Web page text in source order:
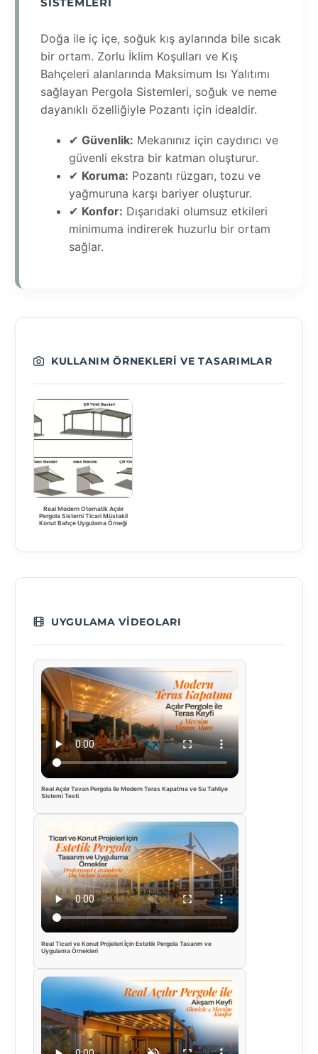
Doğa ile iç içe, soğuk kış aylarında bile sıcak
bir ortam. Zorlu İklim Koşulları ve Kış
Bahçeleri alanlarında Maksimum Isı Yalıtımı
sağlayan Pergola Sistemleri, soğuk ve neme
dayanıklı özelliğiyle Pozantı için idealdir.
✔ Güvenlik: Mekanınız için caydırıcı ve
güvenli ekstra bir katman oluşturur.
✔ Koruma: Pozantı rüzgarı, tozu ve
yağmuruna karşı bariyer oluşturur.
✔ Konfor: Dışarıdaki olumsuz etkileri
minimuma indirerek huzurlu bir ortam
sağlar.
KULLANIM ÖRNEKLERI VE TASARIMLAR
Real Modern Otomatik Açılır
Pergola Sistemi Ticari Müstakil
Konut Bahçe Uygulama Örneği
UYGULAMA VIDEOLARI
Real Açılır Tavan Pergola ile Modern Teras Kapatma ve Su Tahliye
Sistemi Testi
Real Ticari ve Konut Projeleri İçin Estetik Pergola Tasarım ve
Uygulama Örnekleri